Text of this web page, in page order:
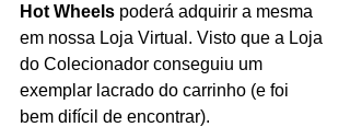
Hot Wheels poderá adquirir a mesma
em nossa Loja Virtual. Visto que a Loja
do Colecionador conseguiu um
exemplar lacrado do carrinho (e foi
bem difícil de encontrar).